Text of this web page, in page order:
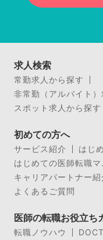
求人検索
常勤求人から探す
非常勤（アルバイト
スポット求人から探す
初めての方へ
サービス紹介
はじ
はじめての医師転職
キャリアパートナー紹
よくあるご質問
医師の転職お役立ち
転職ノウハウ